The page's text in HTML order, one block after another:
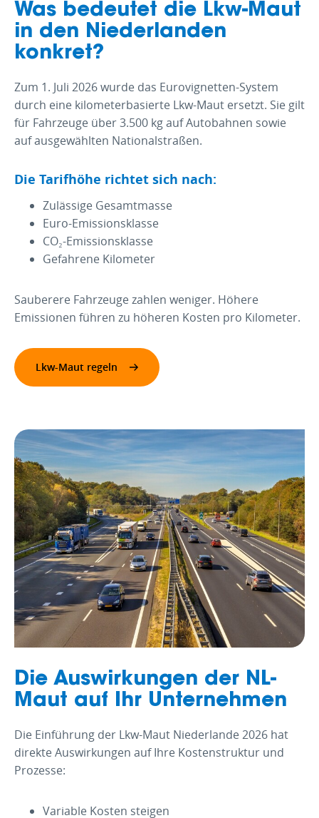
Was bedeutet die Lkw-Maut
in den Niederlanden
konkret?
Zum 1. Juli 2026 wurde das Eurovignetten-System
durch eine kilometerbasierte Lkw-Maut ersetzt. Sie gilt
für Fahrzeuge über 3.500 kg auf Autobahnen sowie
auf ausgewählten Nationalstraßen.
Die Tarifhöhe richtet sich nach:
Zulässige Gesamtmasse
Euro-Emissionsklasse
CO₂-Emissionsklasse
Gefahrene Kilometer
Sauberere Fahrzeuge zahlen weniger. Höhere
Emissionen führen zu höheren Kosten pro Kilometer.
Lkw-Maut regeln
Die Auswirkungen der NL-
Maut auf Ihr Unternehmen
Die Einführung der Lkw-Maut Niederlande 2026 hat
direkte Auswirkungen auf Ihre Kostenstruktur und
Prozesse:
Variable Kosten steigen